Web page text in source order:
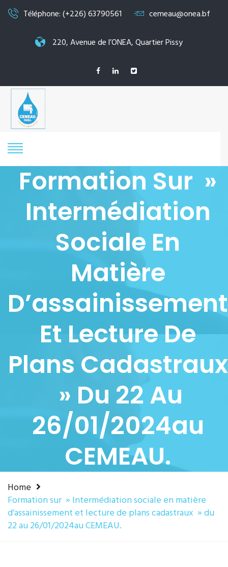
Téléphone: (+226) 63790561 cemeau@onea.bf
220, Avenue de l’ONEA, Quartier Pissy
Formation Sur »
Intermédiation
Sociale En
Matière
D’assainissement
Et Lecture De
Plans Cadastraux
» Du 22 Au
26/01/2024au
CEMEAU.
Home
Formation sur » Intermédiation sociale en matière
d’assainissement et lecture de plans cadastraux » du
22 au 26/01/2024au CEMEAU.